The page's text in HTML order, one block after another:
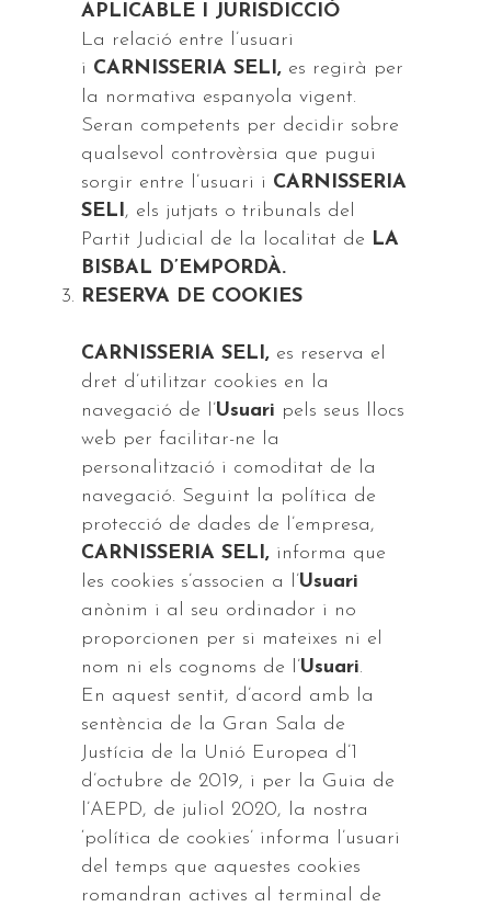
APLICABLE I JURISDICCIÓ
La relació entre l’usuari
i CARNISSERIA SELI, es regirà per
la normativa espanyola vigent.
Seran competents per decidir sobre
qualsevol controvèrsia que pugui
sorgir entre l’usuari i CARNISSERIA
SELI, els jutjats o tribunals del
Partit Judicial de la localitat de LA
BISBAL D’EMPORDÀ.
RESERVA DE COOKIES
CARNISSERIA SELI, es reserva el
dret d’utilitzar cookies en la
navegació de l’Usuari pels seus llocs
web per facilitar-ne la
personalització i comoditat de la
navegació. Seguint la política de
protecció de dades de l’empresa,
CARNISSERIA SELI, informa que
les cookies s’associen a l’Usuari
anònim i al seu ordinador i no
proporcionen per si mateixes ni el
nom ni els cognoms de l’Usuari.
En aquest sentit, d’acord amb la
sentència de la Gran Sala de
Justícia de la Unió Europea d’1
d’octubre de 2019, i per la Guia de
l’AEPD, de juliol 2020, la nostra
‘política de cookies’ informa l’usuari
del temps que aquestes cookies
romandran actives al terminal de